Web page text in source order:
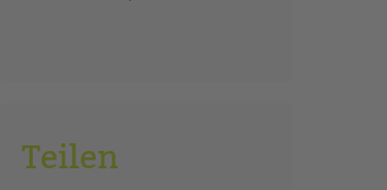
Teilen